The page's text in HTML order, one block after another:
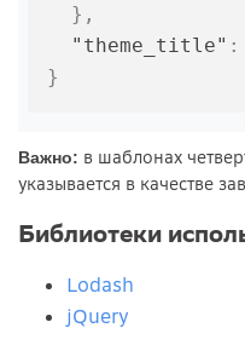
} ,
"theme_title" :
}
Важно: в шаблонах
указывается в качестве
Библиотеки
Lodash
jQuery